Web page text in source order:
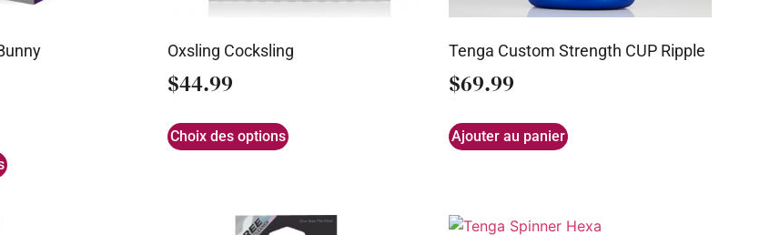
Oxsling Cocksling
$44.99
Choix des options
Tenga Custom Strength CUP Ripple
$69.99
Ajouter au panier